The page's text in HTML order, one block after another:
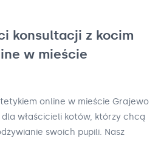
konsultacji z kocim
w mieście
online w mieście Grajewo
właścicieli kotów, którzy chcą
swoich pupili. Nasz